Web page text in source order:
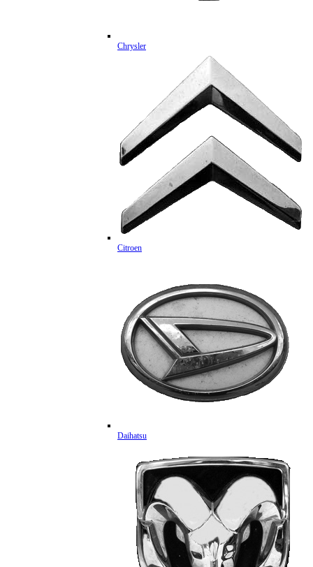
Chrysler
Citroen
Daihatsu